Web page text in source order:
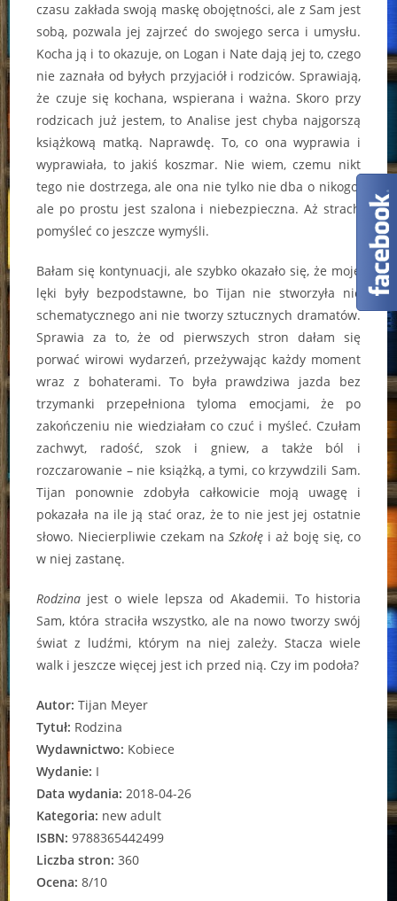
czasu zakłada swoją maskę obojętności, ale z Sam jest
sobą, pozwala jej zajrzeć do swojego serca i umysłu.
Kocha ją i to okazuje, on Logan i Nate dają jej to, czego
nie zaznała od byłych przyjaciół i rodziców. Sprawiają,
że czuje się kochana, wspierana i ważna. Skoro przy
rodzicach już jestem, to Analise jest chyba najgorszą
książkową matką. Naprawdę. To, co ona wyprawia i
wyprawiała, to jakiś koszmar. Nie wiem, czemu nikt
tego nie dostrzega, ale ona nie tylko nie dba o nikogo,
ale po prostu jest szalona i niebezpieczna. Aż strach
pomyśleć co jeszcze wymyśli.
Bałam się kontynuacji, ale szybko okazało się, że moje
lęki były bezpodstawne, bo Tijan nie stworzyła nic
schematycznego ani nie tworzy sztucznych dramatów.
Sprawia za to, że od pierwszych stron dałam się
porwać wirowi wydarzeń, przeżywając każdy moment
wraz z bohaterami. To była prawdziwa jazda bez
trzymanki przepełniona tyloma emocjami, że po
zakończeniu nie wiedziałam co czuć i myśleć. Czułam
zachwyt, radość, szok i gniew, a także ból i
rozczarowanie – nie książką, a tymi, co krzywdzili Sam.
Tijan ponownie zdobyła całkowicie moją uwagę i
pokazała na ile ją stać oraz, że to nie jest jej ostatnie
słowo. Niecierpliwie czekam naSzkołę i aż boję się, co
w niej zastanę.
Rodzina jest o wiele lepsza od Akademii. To historia
Sam, która straciła wszystko, ale na nowo tworzy swój
świat z ludźmi, którym na niej zależy. Stacza wiele
walk i jeszcze więcej jest ich przed nią. Czy im podoła?
Autor: Tijan Meyer
Tytuł: Rodzina
Wydawnictwo: Kobiece
Wydanie: I
Data wydania: 2018-04-26
Kategoria: new adult
ISBN: 9788365442499
Liczba stron: 360
Ocena: 8/10